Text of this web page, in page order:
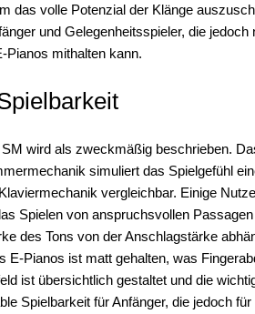
das volle Potenzial der Klänge
und Gelegenheitsspieler, die
Pianos mithalten kann.
wird als zweckmäßig beschrieben.
simuliert das Spielgefühl
vergleichbar. Einige
Spielen von anspruchsvollen
des Tons von der Anschlagstärke
E-Pianos ist matt gehalten, was
ist übersichtlich gestaltet und die
Spielbarkeit für Anfänger, die jedoch